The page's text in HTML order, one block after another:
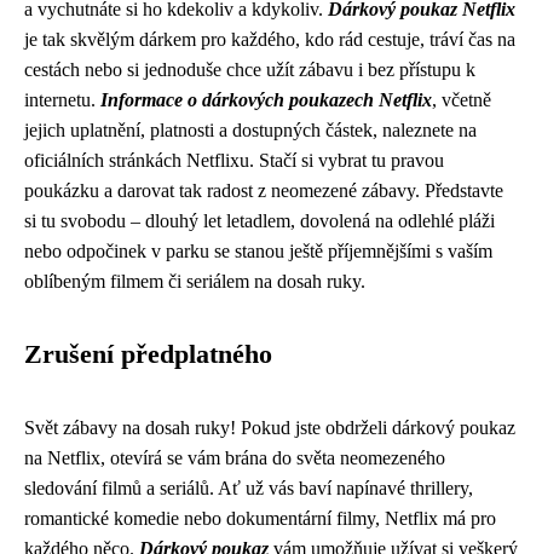
a vychutnáte si ho kdekoliv a kdykoliv. Dárkový poukaz Netflix
je tak skvělým dárkem pro každého, kdo rád cestuje, tráví čas na
cestách nebo si jednoduše chce užít zábavu i bez přístupu k
internetu. Informace o dárkových poukazech Netflix, včetně
jejich uplatnění, platnosti a dostupných částek, naleznete na
oficiálních stránkách Netflixu. Stačí si vybrat tu pravou
poukázku a darovat tak radost z neomezené zábavy. Představte
si tu svobodu – dlouhý let letadlem, dovolená na odlehlé pláži
nebo odpočinek v parku se stanou ještě příjemnějšími s vaším
oblíbeným filmem či seriálem na dosah ruky.
Zrušení předplatného
Svět zábavy na dosah ruky! Pokud jste obdrželi dárkový poukaz
na Netflix, otevírá se vám brána do světa neomezeného
sledování filmů a seriálů. Ať už vás baví napínavé thrillery,
romantické komedie nebo dokumentární filmy, Netflix má pro
každého něco. Dárkový poukaz vám umožňuje užívat si veškerý